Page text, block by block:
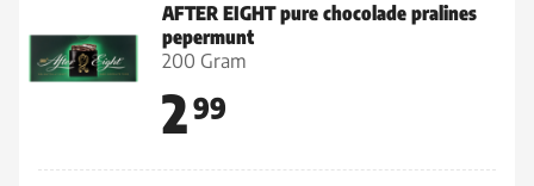
AFTER EIGHT pure chocolade pralines
pepermunt
200 Gram
299